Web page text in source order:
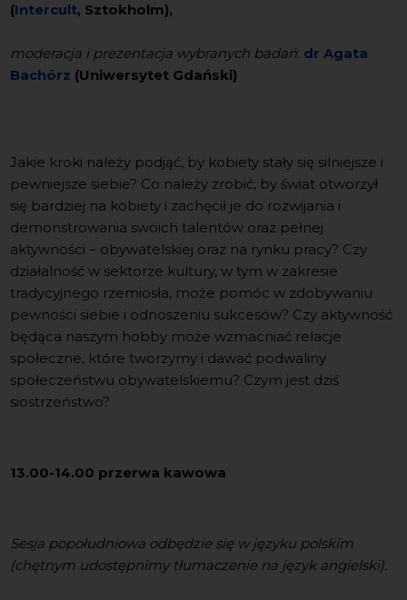
(Intercult, Sztokholm),
moderacja i prezentacja wybranych badań: dr Agata
Bachórz (Uniwersytet Gdański)
Jakie kroki należy podjąć, by kobiety stały się silniejsze i
pewniejsze siebie? Co należy zrobić, by świat otworzył
się bardziej na kobiety i zachęcił je do rozwijania i
demonstrowania swoich talentów oraz pełnej
aktywności – obywatelskiej oraz na rynku pracy? Czy
działalność w sektorze kultury, w tym w zakresie
tradycyjnego rzemiosła, może pomóc w zdobywaniu
pewności siebie i odnoszeniu sukcesów? Czy aktywność
będąca naszym hobby może wzmacniać relacje
społeczne, które tworzymy i dawać podwaliny
społeczeństwu obywatelskiemu? Czym jest dziś
siostrzeństwo?
13.00-14.00 przerwa kawowa
Sesja popołudniowa odbędzie się w języku polskim
(chętnym udostępnimy tłumaczenie na język angielski).